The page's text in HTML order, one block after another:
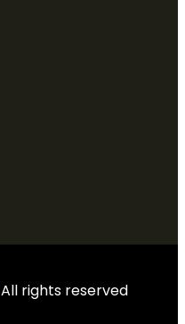
All rights reserved